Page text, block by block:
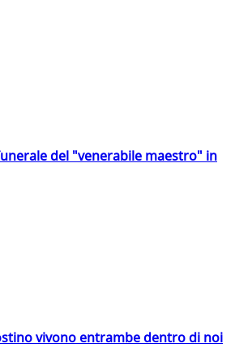
del "venerabile maestro" in
vivono entrambe dentro di noi